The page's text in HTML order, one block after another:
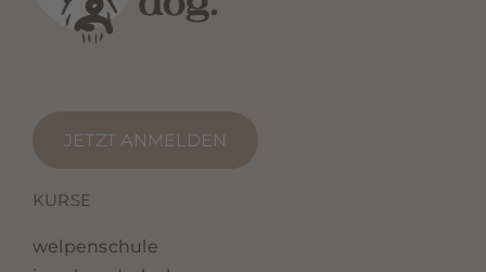
JETZT ANMELDEN
KURSE
welpenschule